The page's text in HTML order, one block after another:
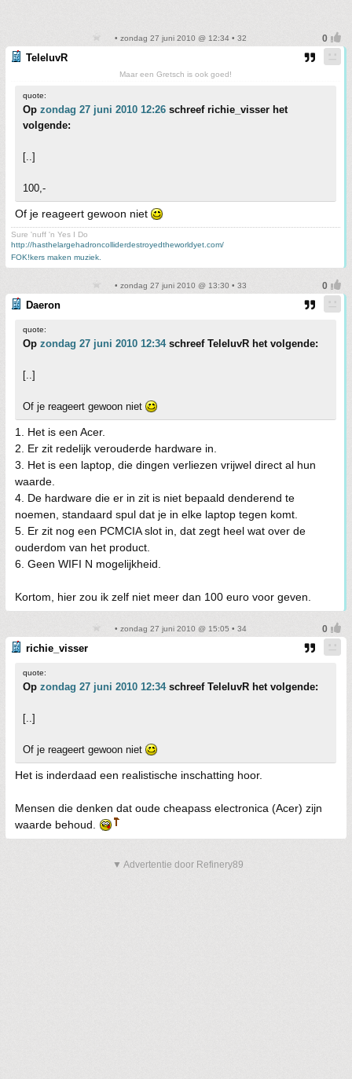
• zondag 27 juni 2010 @ 12:34 • 32
TeleluvR
Maar een Gretsch is ook goed!
quote:
Op zondag 27 juni 2010 12:26 schreef richie_visser het
volgende:
[..]
100,-
Of je reageert gewoon niet
Sure 'nuff 'n Yes I Do
http://hasthelargehadroncolliderdestroyedtheworldyet.com/
FOK!kers maken muziek.
• zondag 27 juni 2010 @ 13:30 • 33
Daeron
quote:
Op zondag 27 juni 2010 12:34schreef TeleluvR het volgende:
[..]
Of je reageert gewoon niet
1. Het is een Acer.
2. Er zit redelijk verouderde hardware in.
3. Het is een laptop, die dingen verliezen vrijwel direct al hun
waarde.
4. De hardware die er in zit is niet bepaald denderend te
noemen, standaard spul dat je in elke laptop tegen komt.
5. Er zit nog een PCMCIA slot in, dat zegt heel wat over de
ouderdom van het product.
6. Geen WIFI N mogelijkheid.
Kortom, hier zou ik zelf niet meer dan 100 euro voor geven.
• zondag 27 juni 2010 @ 15:05 • 34
richie_visser
quote:
Op zondag 27 juni 2010 12:34schreef TeleluvR het volgende:
[..]
Of je reageert gewoon niet
Het is inderdaad een realistische inschatting hoor.
Mensen die denken dat oude cheapass electronica (Acer) zijn
waarde behoud.
▼ Advertentie door Refinery89